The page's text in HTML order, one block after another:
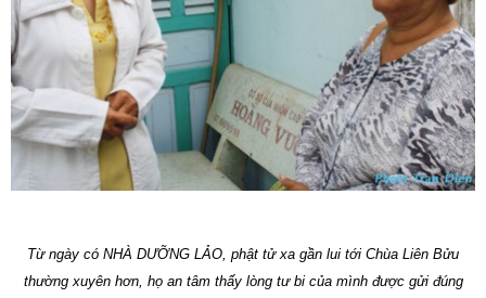
Từ ngày có NHÀ DƯỠNG LẢO, phật tử xa gần lui tới Chùa Liên Bửu
thường xuyên hơn, họ an tâm thấy lòng tư bi của mình được gửi đúng